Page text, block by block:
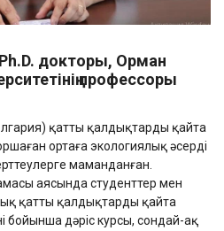
Ph.D. докторы, Орман
профессоры
қатты қалдықтарды қайта
ортаға экологиялық әсерді
маманданған.
аясында студенттер мен
қатты қалдықтарды қайта
бойынша дәріс курсы, сондай-ақ